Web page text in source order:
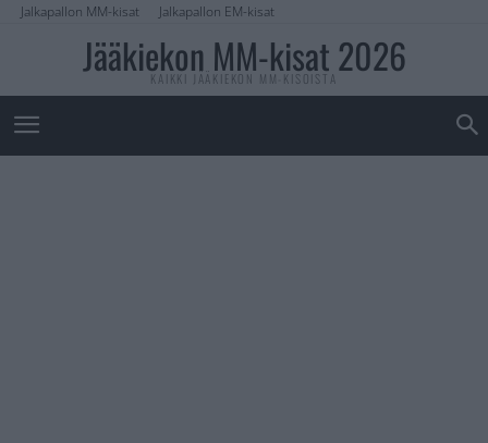
Jalkapallon MM-kisat Jalkapallon EM-kisat
Jääkiekon MM-kisat 2026
KAIKKI JÄÄKIEKON MM-KISOISTA